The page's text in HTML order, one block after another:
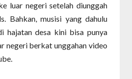
luar negeri setelah diunggah
Bahkan, musisi yang dahulu
hajatan desa kini bisa punya
negeri berkat unggahan video